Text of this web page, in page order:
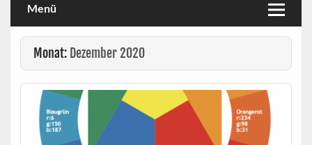
Menü
Monat: Dezember 2020